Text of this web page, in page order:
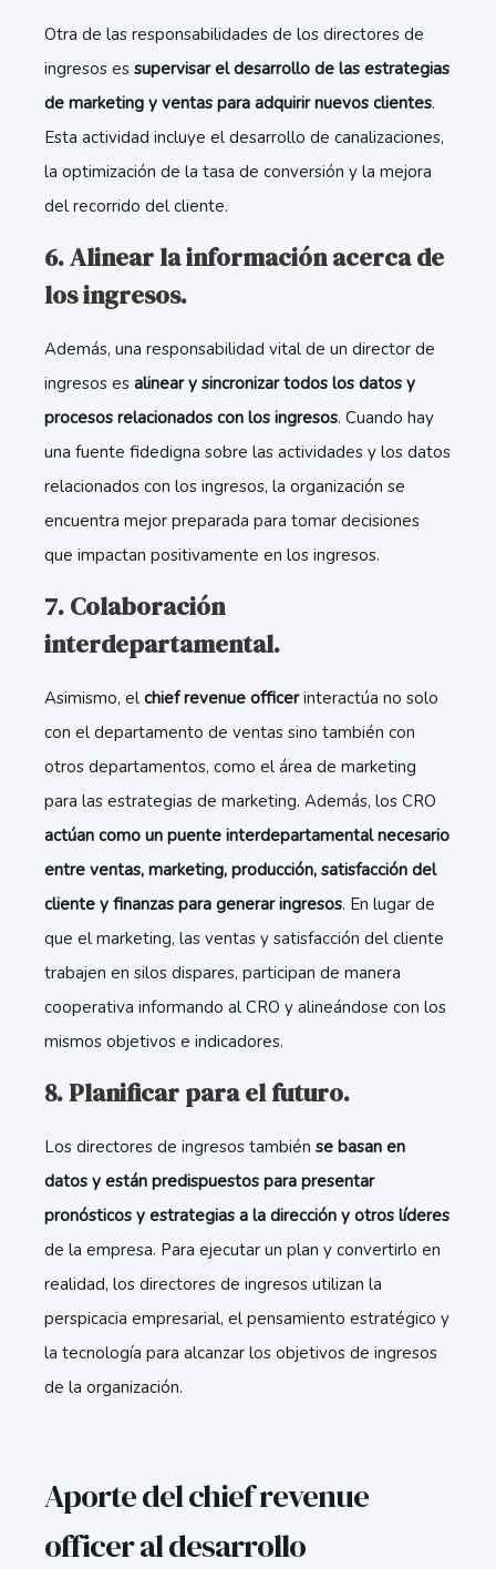
Otra de las responsabilidades de los directores de
ingresos es supervisar el desarrollo de las estrategias
de marketing y ventas para adquirir nuevos clientes.
Esta actividad incluye el desarrollo de canalizaciones,
la optimización de la tasa de conversión y la mejora
del recorrido del cliente.
6. Alinear la información acerca de
los ingresos.
Además, una responsabilidad vital de un director de
ingresos es alinear y sincronizar todos los datos y
procesos relacionados con los ingresos. Cuando hay
una fuente fidedigna sobre las actividades y los datos
relacionados con los ingresos, la organización se
encuentra mejor preparada para tomar decisiones
que impactan positivamente en los ingresos.
7. Colaboración
interdepartamental.
Asimismo, el chief revenue officerinteractúa no solo
con el departamento de ventas sino también con
otros departamentos, como el área de marketing
para las estrategias de marketing. Además, los CRO
actúan como un puente interdepartamental necesario
entre ventas, marketing, producción, satisfacción del
cliente y finanzas para generar ingresos. En lugar de
que el marketing, las ventas y satisfacción del cliente
trabajen en silos dispares, participan de manera
cooperativa informando al CRO y alineándose con los
mismos objetivos e indicadores.
8. Planificar para el futuro.
Los directores de ingresos también se basan en
datos y están predispuestos para presentar
pronósticos y estrategias a la dirección y otros líderes
de la empresa. Para ejecutar un plan y convertirlo en
realidad, los directores de ingresos utilizan la
perspicacia empresarial, el pensamiento estratégico y
la tecnología para alcanzar los objetivos de ingresos
de la organización.
Aporte del chief revenue
officer al desarrollo